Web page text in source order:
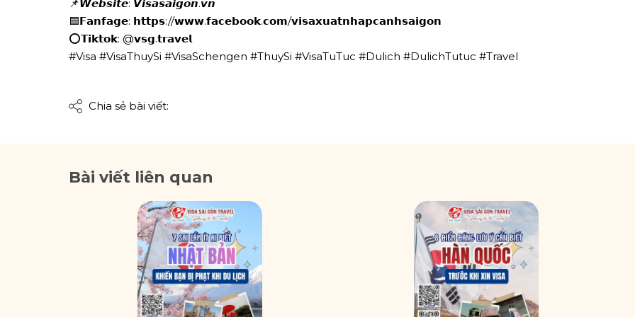
📌𝙒𝙚𝙗𝙨𝙞𝙩𝙚: 𝙑𝙞𝙨𝙖𝙨𝙖𝙞𝙜𝙤𝙣.𝙫𝙣
🟦𝗙𝗮𝗻𝗳𝗮𝗴𝗲: 𝗵𝘁𝘁𝗽𝘀://𝘄𝘄𝘄.𝗳𝗮𝗰𝗲𝗯𝗼𝗼𝗸.𝗰𝗼𝗺/𝘃𝗶𝘀𝗮𝘅𝘂𝗮𝘁𝗻𝗵𝗮𝗽𝗰𝗮𝗻𝗵𝘀𝗮𝗶𝗴𝗼𝗻
⭕𝗧𝗶𝗸𝘁𝗼𝗸: @𝘃𝘀𝗴.𝘁𝗿𝗮𝘃𝗲𝗹
#Visa #VisaThuySi #VisaSchengen #ThuySi #VisaTuTuc #Dulich #DulichTutuc #Travel
Chia sẻ bài viết:
Bài viết liên quan